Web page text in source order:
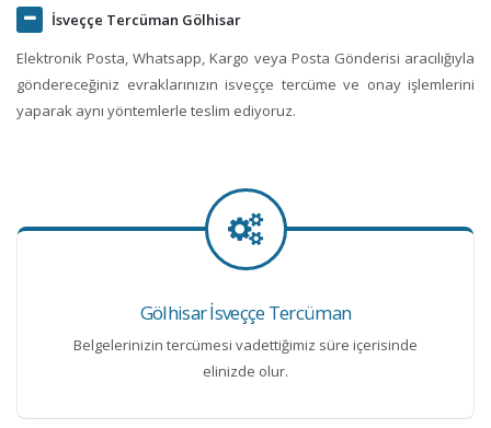
İsveççe Tercüman Gölhisar
Elektronik Posta, Whatsapp, Kargo veya Posta Gönderisi aracılığıyla
göndereceğiniz evraklarınızın isveççe tercüme ve onay işlemlerini
yaparak aynı yöntemlerle teslim ediyoruz.
Gölhisar İsveççe Tercüman
Belgelerinizin tercümesi vadettiğimiz süre içerisinde
elinizde olur.